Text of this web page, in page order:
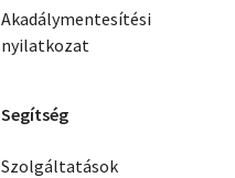
Akadálymentesítési
nyilatkozat
Segítség
Szolgáltatások